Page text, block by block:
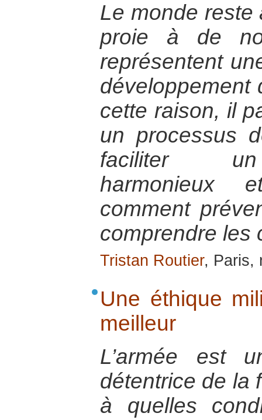
Le monde reste
proie à de
représentent
développement
cette raison, il
un processus
faciliter un
harmonieux
comment
comprendre les
Tristan Routier, Paris,
Une éthique
meilleur
L’armée est
détentrice de la
à quelles